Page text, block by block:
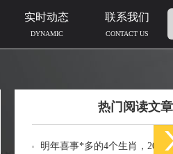
实时动态
DYNAMIC
联系我们
CONTACT US
热门阅读文章
明年喜事*多的4个生肖，2024